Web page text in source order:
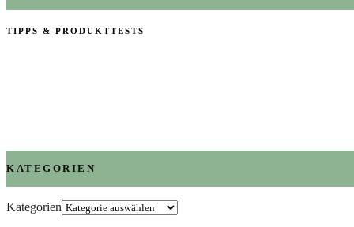
TIPPS & PRODUKTTESTS
KATEGORIEN
Kategorien